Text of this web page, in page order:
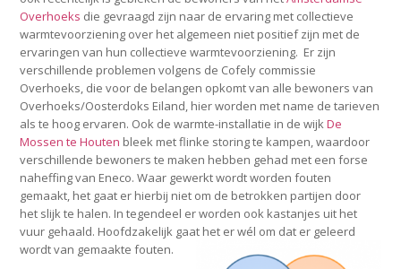
Overhoeks die gevraagd zijn naar de ervaring met collectieve
warmtevoorziening over het algemeen niet positief zijn met de
ervaringen van hun collectieve warmtevoorziening. Er zijn
verschillende problemen volgens de Cofely commissie
Overhoeks, die voor de belangen opkomt van alle bewoners van
Overhoeks/Oosterdoks Eiland, hier worden met name de tarieven
als te hoog ervaren. Ook de warmte-installatie in de wijkDe
Mossen te Houten bleek met flinke storing te kampen, waardoor
verschillende bewoners te maken hebben gehad met een forse
naheffing van Eneco. Waar gewerkt wordt worden fouten
gemaakt, het gaat er hierbij niet om de betrokken partijen door
het slijk te halen. In tegendeel er worden ook kastanjes uit het
vuur gehaald. Hoofdzakelijk gaat het er wél om dat er geleerd
wordt van gemaakte fouten.